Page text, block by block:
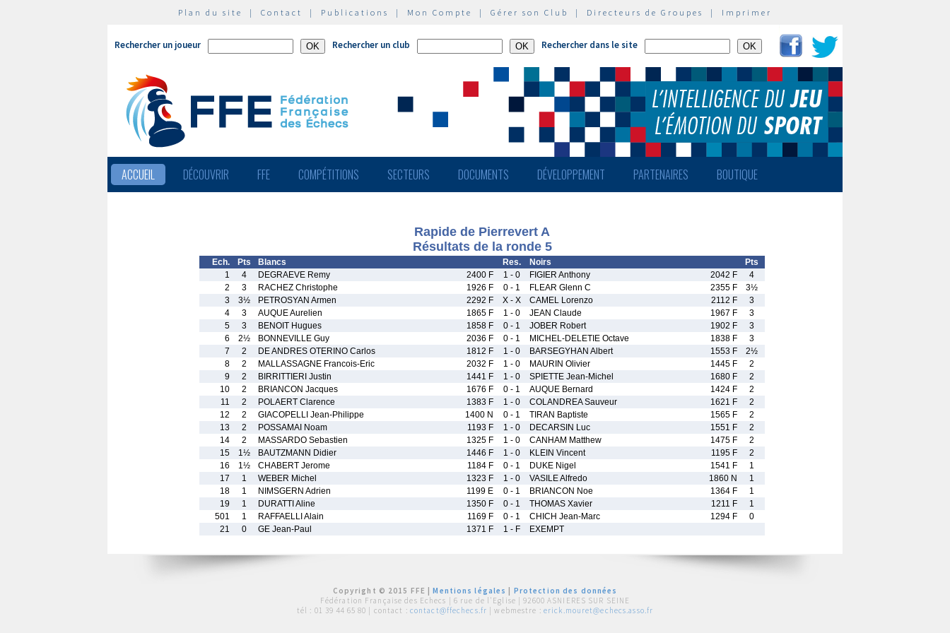
Plan du site | Contact | Publications | Mon Compte | Gérer son Club | Directeurs de Groupes | Imprimer
Rechercher un joueur Rechercher un club Rechercher dans le site
ACCUEIL DÉCOUVRIR FFE COMPÉTITIONS SECTEURS DOCUMENTS DÉVELOPPEMENT PARTENAIRES BOUTIQUE
Rapide de Pierrevert A
Résultats de la ronde 5
Ech. Pts Blancs Res. Noirs
Pts
1
4 DEGRAEVE Remy 2400 F 1 - 0 FIGIER Anthony 2042 F
4
2
3 RACHEZ Christophe 1926 F 0 - 1 FLEAR Glenn C 2355 F
3½
3
3½ PETROSYAN Armen 2292 F X - X CAMEL Lorenzo 2112 F
3
4
3 AUQUE Aurelien 1865 F 1 - 0 JEAN Claude 1967 F
3
5
3 BENOIT Hugues 1858 F 0 - 1 JOBER Robert 1902 F
3
6
2½ BONNEVILLE Guy 2036 F 0 - 1 MICHEL-DELETIE Octave 1838 F
3
7
2 DE ANDRES OTERINO Carlos 1812 F 1 - 0 BARSEGYHAN Albert 1553 F
2½
8
2 MALLASSAGNE Francois-Eric 2032 F 1 - 0 MAURIN Olivier 1445 F
2
9
2 BIRRITTIERI Justin 1441 F 1 - 0 SPIETTE Jean-Michel 1680 F
2
10
2 BRIANCON Jacques 1676 F 0 - 1 AUQUE Bernard 1424 F
2
11
2 POLAERT Clarence 1383 F 1 - 0 COLANDREA Sauveur 1621 F
2
12
2 GIACOPELLI Jean-Philippe 1400 N 0 - 1 TIRAN Baptiste 1565 F
2
13
2 POSSAMAI Noam 1193 F 1 - 0 DECARSIN Luc 1551 F
2
14
2 MASSARDO Sebastien 1325 F 1 - 0 CANHAM Matthew 1475 F
2
15
1½ BAUTZMANN Didier 1446 F 1 - 0 KLEIN Vincent 1195 F
2
16
1½ CHABERT Jerome 1184 F 0 - 1 DUKE Nigel 1541 F
1
17
1 WEBER Michel 1323 F 1 - 0 VASILE Alfredo 1860 N
1
18
1 NIMSGERN Adrien 1199 E 0 - 1 BRIANCON Noe 1364 F
1
19
1 DURATTI Aline 1350 F 0 - 1 THOMAS Xavier 1211 F
1
501
1 RAFFAELLI Alain 1169 F 0 - 1 CHICH Jean-Marc 1294 F
0
21
0 GE Jean-Paul 1371 F 1 - F EXEMPT
Copyright © 2015 FFE |Mentions légales
Protection des données
Fédération Française des Echecs | 6 rue de l'Eglise | 92600 ASNIERES SUR SEINE
tél : 01 39 44 65 80 | contact : contact@ffechecs.fr | webmestre : erick.mouret@echecs.asso.fr